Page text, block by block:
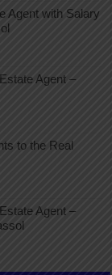
Agent with Salary
Agent –
to the Real
Agent –